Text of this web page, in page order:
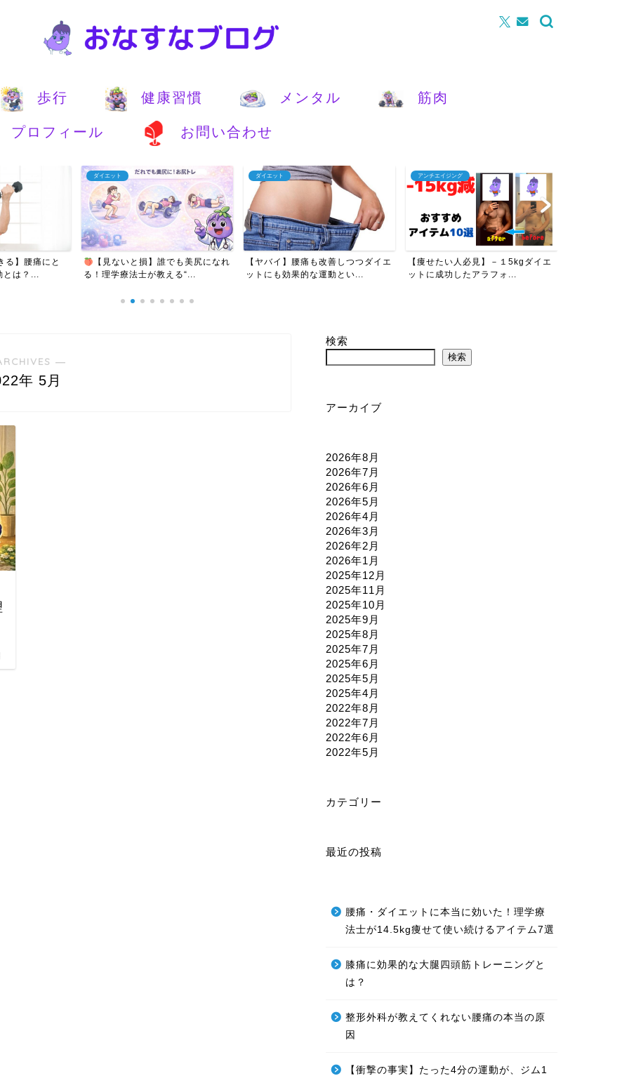
歩行 健康習慣 メンタル
筋肉
プロフィール お問い合わせ
る】腰痛にと
とは？...
ダイエット
【見ないと損】誰でも美尻になれ
る！理学療法士が教える“...
ダイエット
【ヤバイ】腰痛も改善しつつダイエ
ットにも効果的な運動とい...
アンチエイジング
【痩せたい人必見】－１5kgダイエ
ットに成功したアラフォ...
―
年 5月
検索
検索
アーカイブ
2026年8月
2026年7月
2026年6月
2026年5月
2026年4月
2026年3月
2026年2月
2026年1月
2025年12月
2025年11月
2025年10月
2025年9月
2025年8月
2025年7月
2025年6月
2025年5月
2025年4月
2022年8月
2022年7月
2022年6月
2022年5月
カテゴリー
最近の投稿
腰痛・ダイエットに本当に効いた！理学療
法士が14.5kg痩せて使い続けるアイテム7選
膝痛に効果的な大腿四頭筋トレーニングと
は？
整形外科が教えてくれない腰痛の本当の原
因
【衝撃の事実】たった4分の運動が、ジム1